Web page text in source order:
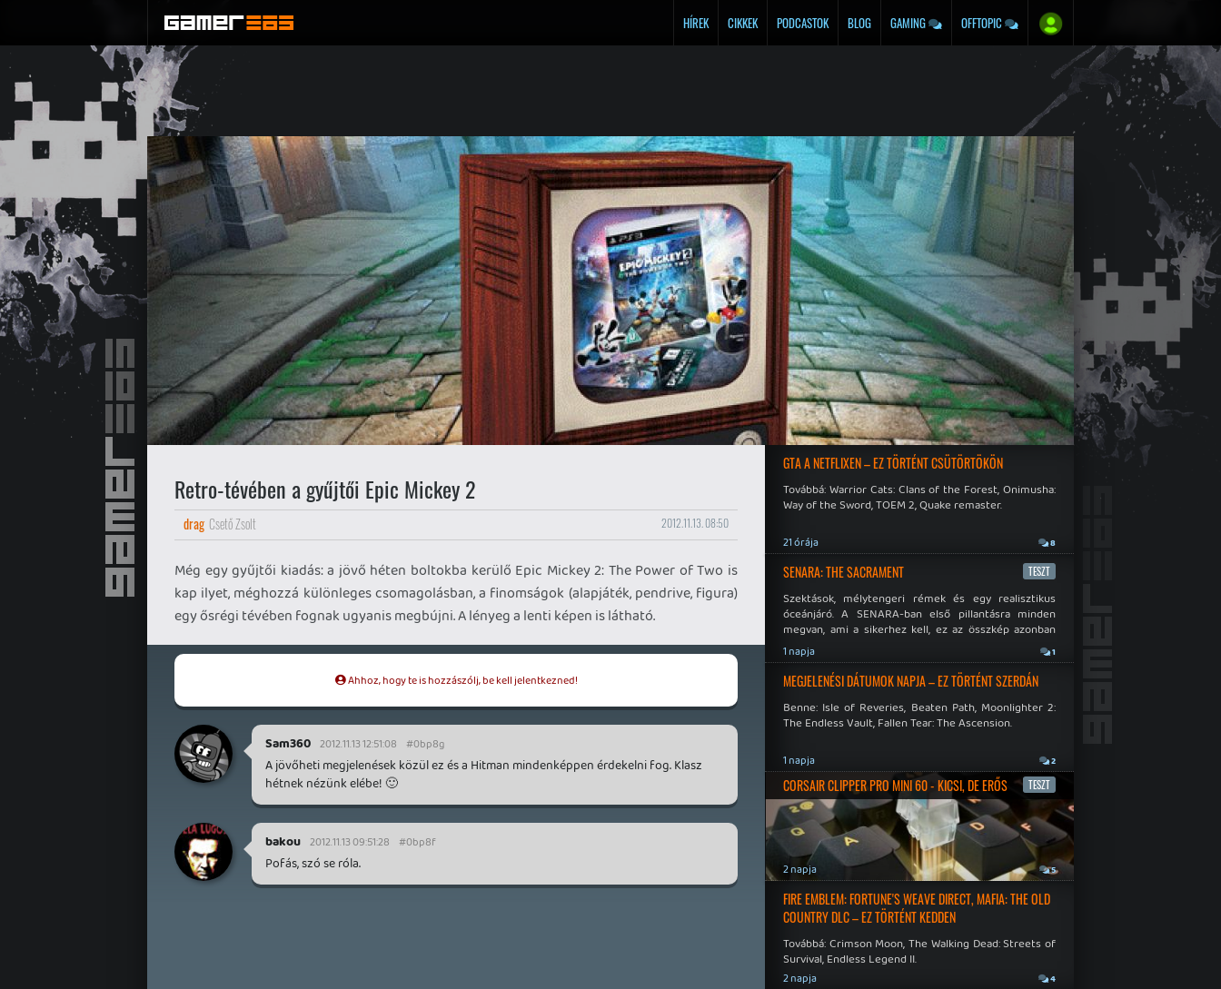
HÍREK CIKKEK PODCASTOK BLOG GAMING OFFTOPIC
Retro-tévében a gyűjtői Epic Mickey 2
drag Csető Zsolt 2012.11.13. 08:50
Még egy gyűjtői kiadás: a jövő héten boltokba kerülő Epic Mickey 2: The Power of Two is
kap ilyet, méghozzá különleges csomagolásban, a finomságok (alapjáték, pendrive, figura)
egy ősrégi tévében fognak ugyanis megbújni. A lényeg a lenti képen is látható.
Ahhoz, hogy te is hozzászólj, be kell jelentkezned!
Sam360 2012.11.13 12:51:08 #0bp8g
A jövőheti megjelenések közül ez és a Hitman mindenképpen érdekelni fog. Klasz
hétnek nézünk elébe! 🙂
bakou 2012.11.13 09:51:28 #0bp8f
Pofás, szó se róla.
GTA A NETFLIXEN – EZ TÖRTÉNT CSÜTÖRTÖKÖN
Továbbá: Warrior Cats: Clans of the Forest, Onimusha:
Way of the Sword, TOEM 2, Quake remaster.
21 órája 8
SENARA: THE SACRAMENT TESZT
Szektások, mélytengeri rémek és egy realisztikus
óceánjáró. A SENARA-ban első pillantásra minden
megvan, ami a sikerhez kell, ez az összkép azonban
becsapós.
1 napja 1
MEGJELENÉSI DÁTUMOK NAPJA – EZ TÖRTÉNT SZERDÁN
Benne: Isle of Reveries, Beaten Path, Moonlighter 2:
The Endless Vault, Fallen Tear: The Ascension.
1 napja 2
CORSAIR CLIPPER PRO MINI 60 - KICSI, DE ERŐS TESZT
2 napja 5
FIRE EMBLEM: FORTUNE'S WEAVE DIRECT, MAFIA: THE OLD
COUNTRY DLC – EZ TÖRTÉNT KEDDEN
Továbbá: Crimson Moon, The Walking Dead: Streets of
Survival, Endless Legend II.
2 napja 4